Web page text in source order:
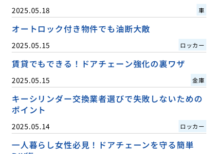
2025.05.18 車
オートロック付き物件でも油断大敵
2025.05.15 ロッカー
賃貸でもできる！ドアチェーン強化の裏ワザ
2025.05.15 金庫
キーシリンダー交換業者選びで失敗しないための
ポイント
2025.05.14 ロッカー
一人暮らし女性必見！ドアチェーンを守る簡単